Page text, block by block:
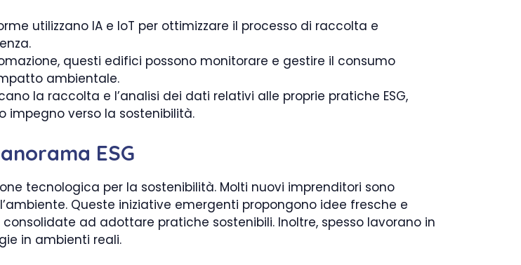
utilizzano IA e IoT per ottimizzare il processo di raccolta e
questi edifici possono monitorare e gestire il consumo
ambientale.
la raccolta e l’analisi dei dati relativi alle proprie pratiche ESG,
impegno verso la sostenibilità.
ESG
tecnologica per la sostenibilità. Molti nuovi imprenditori sono
Queste iniziative emergenti propongono idee fresche e
ad adottare pratiche sostenibili. Inoltre, spesso lavorano in
in ambienti reali.